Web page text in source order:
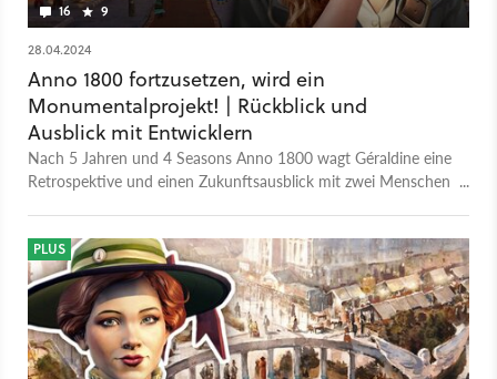
16 9
28.04.2024
Anno 1800 fortzusetzen, wird ein
Monumentalprojekt! | Rückblick und
Ausblick mit Entwicklern
Nach 5 Jahren und 4 Seasons Anno 1800 wagt Géraldine eine
Retrospektive und einen Zukunftsausblick mit zwei Menschen
ist der größte Konkurrent eines neuen Annos.
PLUS